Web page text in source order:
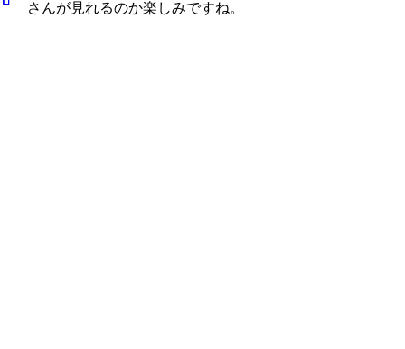
さんが見れるのか楽しみですね。